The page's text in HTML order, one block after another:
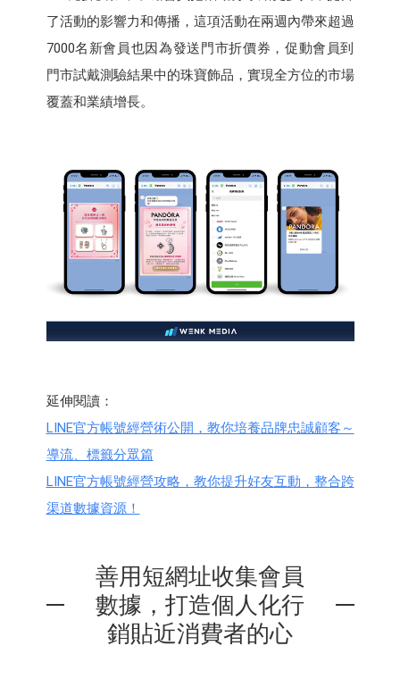
了活動的影響力和傳播，這項活動在兩週內帶來超過
7000名新會員也因為發送門市折價券，促動會員到
門市試戴測驗結果中的珠寶飾品，實現全方位的市場
覆蓋和業績增長。
延伸閱讀：
LINE官方帳號經營術公開，教你培養品牌忠誠顧客～
導流、標籤分眾篇
LINE官方帳號經營攻略，教你提升好友互動，整合跨
渠道數據資源！
善用短網址收集會員
數據，打造個人化行
銷貼近消費者的心